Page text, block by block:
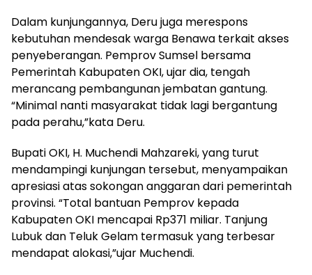
Dalam kunjungannya, Deru juga merespons
kebutuhan mendesak warga Benawa terkait akses
penyeberangan. Pemprov Sumsel bersama
Pemerintah Kabupaten OKI, ujar dia, tengah
merancang pembangunan jembatan gantung.
“Minimal nanti masyarakat tidak lagi bergantung
pada perahu,”kata Deru.
Bupati OKI, H. Muchendi Mahzareki, yang turut
mendampingi kunjungan tersebut, menyampaikan
apresiasi atas sokongan anggaran dari pemerintah
provinsi. “Total bantuan Pemprov kepada
Kabupaten OKI mencapai Rp371 miliar. Tanjung
Lubuk dan Teluk Gelam termasuk yang terbesar
mendapat alokasi,”ujar Muchendi.